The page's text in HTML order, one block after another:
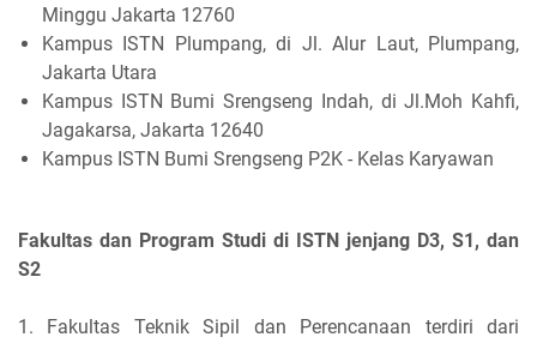
Minggu Jakarta 12760
Kampus ISTN Plumpang, di Jl. Alur Laut, Plumpang,
Jakarta Utara
Kampus ISTN Bumi Srengseng Indah, di Jl.Moh Kahfi,
Jagakarsa, Jakarta 12640
Kampus ISTN Bumi Srengseng P2K - Kelas Karyawan
Fakultas dan Program Studi di ISTN jenjang D3, S1, dan
S2
1. Fakultas Teknik Sipil dan Perencanaan terdiri dari